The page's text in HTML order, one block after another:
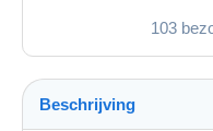
103
Beschrijving